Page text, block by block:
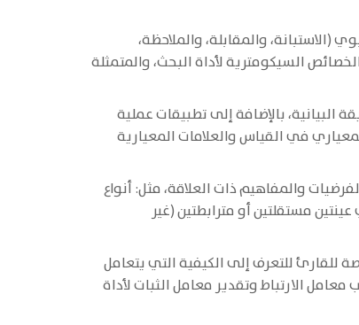
والمقابلة، والملاحظة،
السيكومترية لأداة البحث، والمتمثلة
البيانية، بالإضافة إلى تطبيقات عملية
في القياس والعلامات المعيارية
والمفاهيم ذات العلاقة، مثل: أنواع
مستقلتين أو مترابطتين (غير
للقارئ للتعرف إلى الكيفية التي يتعامل
الارتباط وتقدير معامل الثبات لأداة